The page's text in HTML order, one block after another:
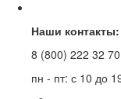
Наши контакты:
8 (800) 222 32 70
пн - пт: с 10 до